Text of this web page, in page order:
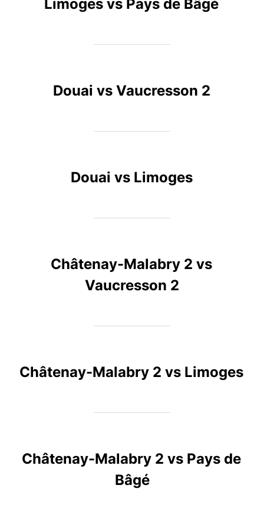
Limoges vs Pays de Bâgé
Douai vs Vaucresson 2
Douai vs Limoges
Châtenay-Malabry 2 vs
Vaucresson 2
Châtenay-Malabry 2 vs Limoges
Châtenay-Malabry 2 vs Pays de
Bâgé